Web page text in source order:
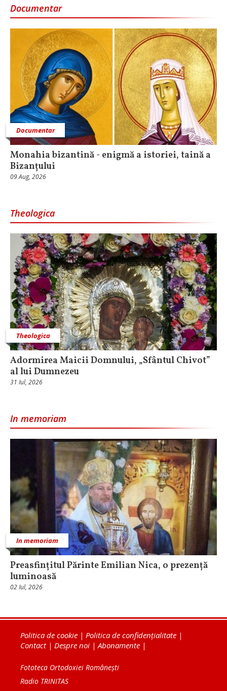
Documentar
Documentar
Monahia bizantină - enigmă a istoriei, taină a
Bizanțului
09 Aug, 2026
Theologica
Theologica
Adormirea Maicii Domnului, „Sfântul Chivot”
al lui Dumnezeu
31 Iul, 2026
In memoriam
In memoriam
Preasfințitul Părinte Emilian Nica, o prezență
luminoasă
02 Iul, 2026
Politica de cookie | Politica de confidențialitate |
Contact| Despre noi |Abonamente |
Fototeca Ortodoxiei Românești
Radio TRINITAS